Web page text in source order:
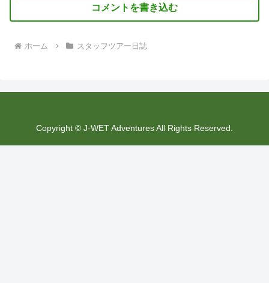
コメントを書き込む
ホーム スタッフツアー日誌
Copyright © J-WET Adventures All Rights Reserved.